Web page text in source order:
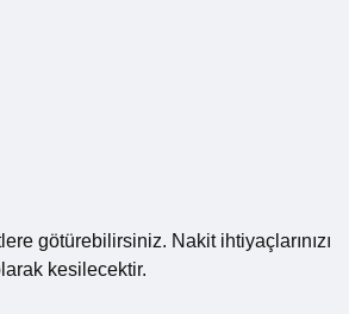
götürebilirsiniz. Nakit ihtiyaçlarınızı
kesilecektir.